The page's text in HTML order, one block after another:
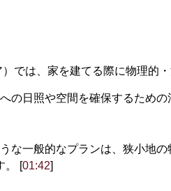
では、家を建てる際に物理的
の日照や空間を確保するため
な一般的なプランは、狭小地
。 [01:42]